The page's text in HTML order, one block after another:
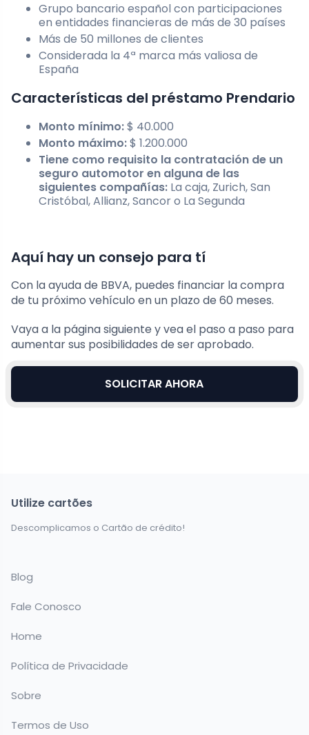
Grupo bancario español con participaciones
en entidades financieras de más de 30 países
Más de 50 millones de clientes
Considerada la 4ª marca más valiosa de
España
Características del préstamo Prendario
Monto mínimo:$ 40.000
Monto máximo:$ 1.200.000
Tiene como requisito la contratación de un
seguro automotor en alguna de las
siguientes compañías: La caja, Zurich, San
Cristóbal, Allianz, Sancor o La Segunda
Aquí hay un consejo para tí
Con la ayuda de BBVA, puedes financiar la compra
de tu próximo vehículo en un plazo de 60 meses.
Vaya a la página siguiente y vea el paso a paso para
aumentar sus posibilidades de ser aprobado.
SOLICITAR AHORA
Utilize cartões
Descomplicamos o Cartão de crédito!
Blog
Fale Conosco
Home
Política de Privacidade
Sobre
Termos de Uso